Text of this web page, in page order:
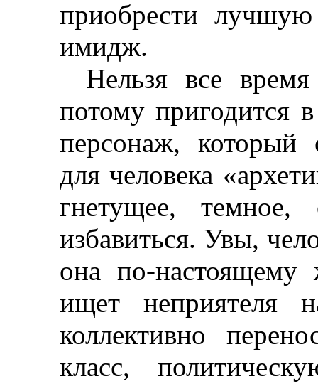
приобрести
имидж.
Нельзя все
потому пригодится
персонаж, который
для человека
гнетущее, темное,
избавиться. Увы,
она по-
ищет неприятеля
коллективно
класс,